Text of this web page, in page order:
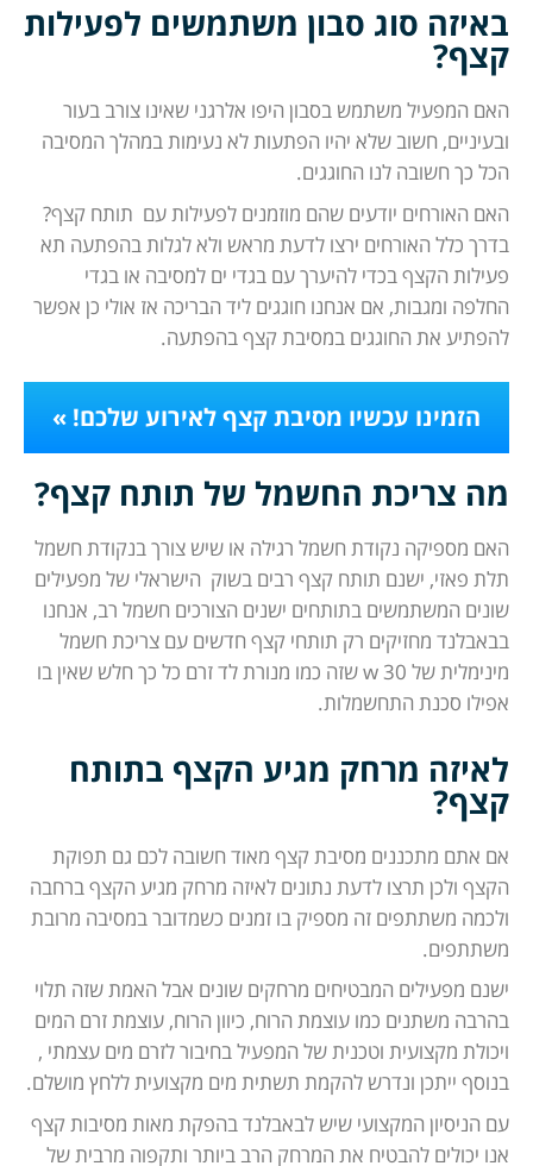
באיזה סוג סבון משתמשים לפעילות
קצף?
האם המפעיל משתמש בסבון היפו אלרגני שאינו צורב בעור
ובעיניים, חשוב שלא יהיו הפתעות לא נעימות במהלך המסיבה
הכל כך חשובה לנו החוגגים.
האם האורחים יודעים שהם מוזמנים לפעילות עם תותח קצף?
בדרך כלל האורחים ירצו לדעת מראש ולא לגלות בהפתעה תא
פעילות הקצף בכדי להיערך עם בגדי ים למסיבה או בגדי
החלפה ומגבות, אם אנחנו חוגגים ליד הבריכה אז אולי כן אפשר
להפתיע את החוגגים במסיבת קצף בהפתעה.
הזמינו עכשיו מסיבת קצף לאירוע שלכם! »
מה צריכת החשמל של תותח קצף?
האם מספיקה נקודת חשמל רגילה או שיש צורך בנקודת חשמל
תלת פאזי, ישנם תותח קצף רבים בשוק הישראלי של מפעילים
שונים המשתמשים בתותחים ישנים הצורכים חשמל רב, אנחנו
בבאבלנד מחזיקים רק תותחי קצף חדשים עם צריכת חשמל
מינימלית של 30 w שזה כמו מנורת לד זרם כל כך חלש שאין בו
אפילו סכנת התחשמלות.
לאיזה מרחק מגיע הקצף בתותח
קצף?
אם אתם מתכננים מסיבת קצף מאוד חשובה לכם גם תפוקת
הקצף ולכן תרצו לדעת נתונים לאיזה מרחק מגיע הקצף ברחבה
ולכמה משתתפים זה מספיק בו זמנים כשמדובר במסיבה מרובת
משתתפים.
ישנם מפעילים המבטיחים מרחקים שונים אבל האמת שזה תלוי
בהרבה משתנים כמו עוצמת הרוח, כיוון הרוח, עוצמת זרם המים
ויכולת מקצועית וטכנית של המפעיל בחיבור לזרם מים עצמתי ,
בנוסף ייתכן ונדרש להקמת תשתית מים מקצועית ללחץ מושלם.
עם הניסיון המקצועי שיש לבאבלנד בהפקת מאות מסיבות קצף
אנו יכולים להבטיח את המרחק הרב ביותר ותקפוה מרבית של